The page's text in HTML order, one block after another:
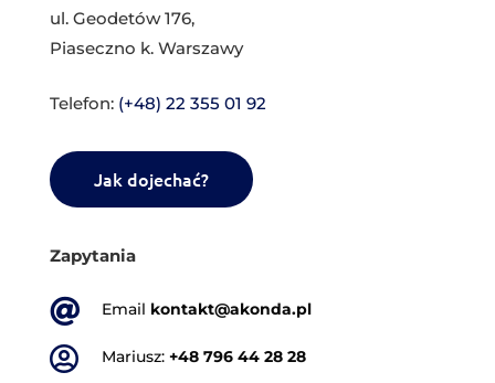
ul. Geodetów 176,
Piaseczno k. Warszawy
Telefon: (+48) 22 355 01 92
Jak dojechać?
Zapytania
 Email kontakt@akonda.pl
 Mariusz: +48 796 44 28 28